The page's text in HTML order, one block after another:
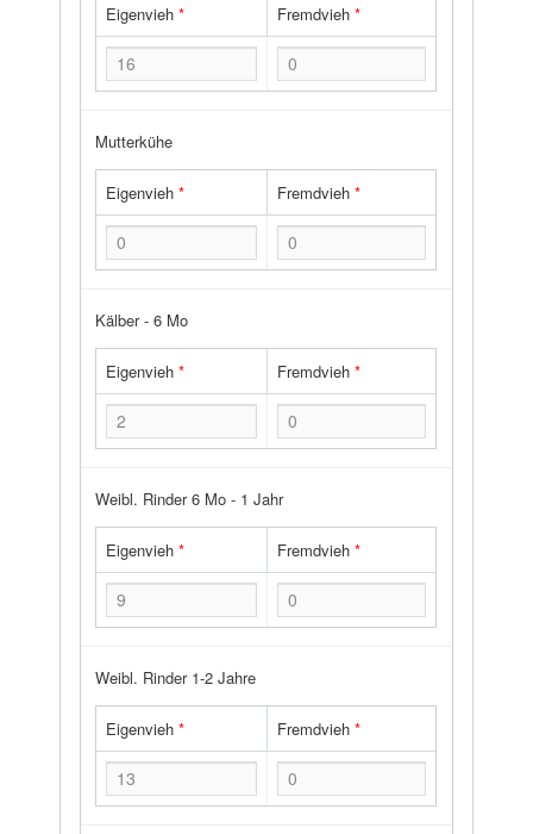
Eigenvieh* Fremdvieh*
Mutterkühe
Eigenvieh* Fremdvieh*
Kälber - 6 Mo
Eigenvieh* Fremdvieh*
Weibl. Rinder 6 Mo - 1 Jahr
Eigenvieh* Fremdvieh*
Weibl. Rinder 1-2 Jahre
Eigenvieh* Fremdvieh*